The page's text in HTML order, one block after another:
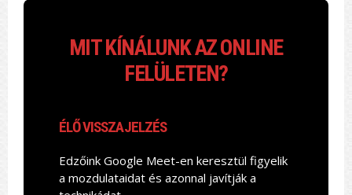
MIT KÍNÁLUNK AZ ONLINE
FELÜLETEN?
ÉLŐ VISSZAJELZÉS
Edzőink Google Meet-en keresztül figyelik
a mozdulataidat és azonnal javítják a